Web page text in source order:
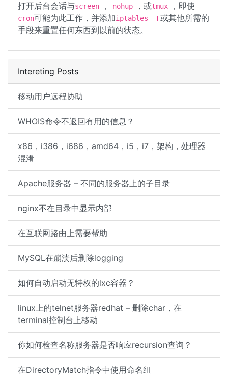
Intereting Posts
移动用户远程协助
WHOIS命令不返回有用的信息？
x86，i386，i686，amd64，i5，i7，架构，处理器
混淆
Apache服务器 – 不同的服务器上的子目录
nginx不在目录中显示内部
在互联网路由上需要帮助
MySQL在崩溃后删除logging
如何自动启动无特权的lxc容器？
linux上的telnet服务器redhat – 删除char，在
terminal控制台上移动
你如何检查名称服务器是否响应recursion查询？
在DirectoryMatch指令中使用命名组
打开后台会话与screen ， nohup ，或tmux ，即使
cron可能为此工作，并添加iptables -F或其他所需的
手段来重置任何东西到以前的状态。